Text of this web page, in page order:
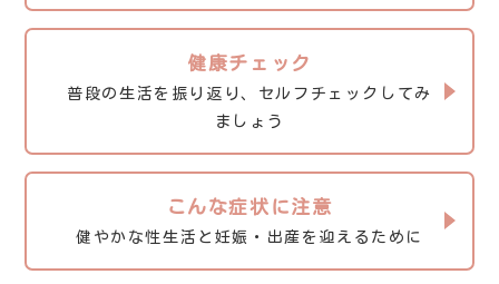
健康チェック
普段の生活を振り返り、セルフチェックしてみ
ましょう
こんな症状に注意
健やかな性生活と妊娠・出産を迎えるために